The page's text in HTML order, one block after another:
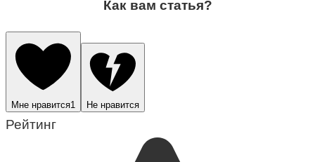
Как вам статья?
Мне нравится1 Не нравится
Рейтинг